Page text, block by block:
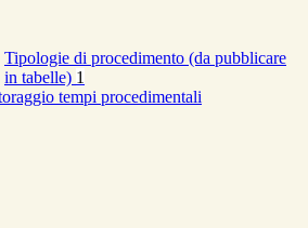
Tipologie di procedimento (da pubblicare
in tabelle) 1
tempi procedimentali